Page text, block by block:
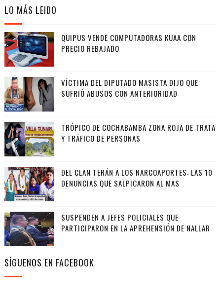
LO MÁS LEIDO
QUIPUS VENDE COMPUTADORAS KUAA CON
PRECIO REBAJADO
VÍCTIMA DEL DIPUTADO MASISTA DIJO QUE
SUFRIÓ ABUSOS CON ANTERIORIDAD
TRÓPICO DE COCHABAMBA ZONA ROJA DE TRATA
Y TRÁFICO DE PERSONAS
DEL CLAN TERÁN A LOS NARCOAPORTES: LAS 10
DENUNCIAS QUE SALPICARON AL MAS
SUSPENDEN A JEFES POLICIALES QUE
PARTICIPARON EN LA APREHENSIÓN DE NALLAR
SÍGUENOS EN FACEBOOK